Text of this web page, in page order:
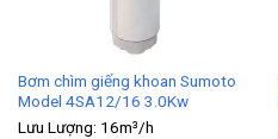
Bơm chìm giếng khoan Sumoto
Model 4SA12/16 3.0Kw
Lưu Lượng: 16m³/h